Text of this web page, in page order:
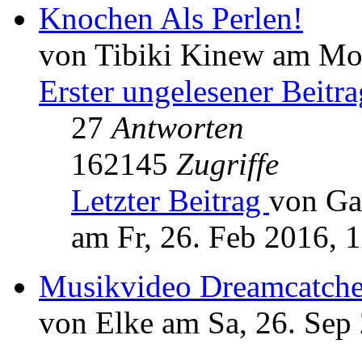
Knochen Als Perlen!
von Tibiki Kinew am
Erster ungelesener
27Antworten
162145 Zugriffe
Letzter Beitrag von
am Fr, 26. Feb 2016,
Musikvideo
von Elke am Sa, 26.